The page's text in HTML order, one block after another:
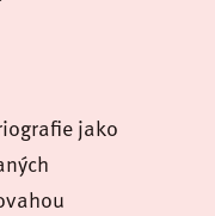
jako